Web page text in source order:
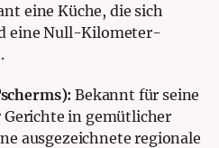
eine Küche, die sich
eine Null-Kilometer-
Bekannt für seine
in gemütlicher
ausgezeichnete regionale